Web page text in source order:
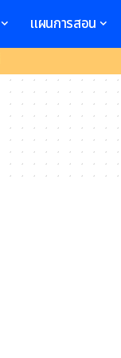
แผนการสอน